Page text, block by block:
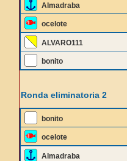
Almadraba
ocelote
ALVARO111
bonito
Ronda eliminatoria 2
bonito
ocelote
Almadraba